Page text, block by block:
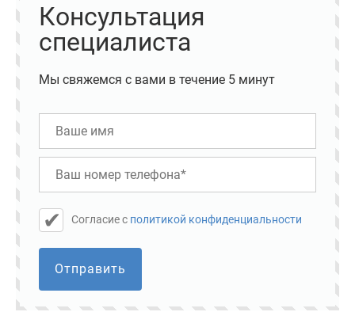
Консультация
специалиста
Мы свяжемся с вами в течение 5 минут
Cогласие с политикой конфиденциальности
Отправить